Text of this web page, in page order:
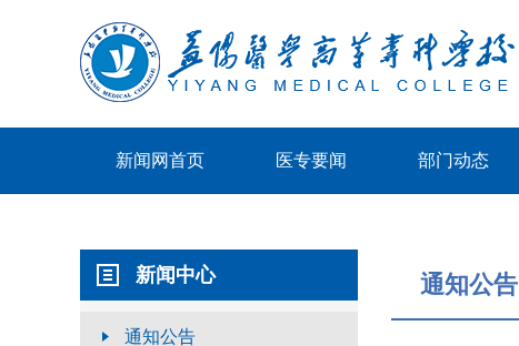
新闻网首页 医专要闻 部门动态
新闻中心
通知公告
通知公告